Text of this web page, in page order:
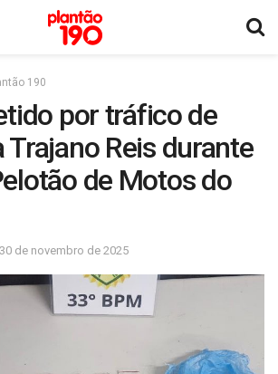
190
por tráfico de
Trajano Reis durante
de Motos do
30 de novembro de 2025